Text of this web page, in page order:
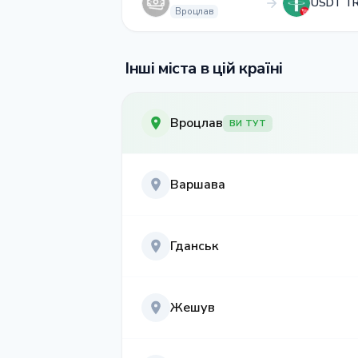
Вроцлав
Інші міста в цій країні
Вроцлав ВИ ТУТ
Варшава
Гданськ
Жешув